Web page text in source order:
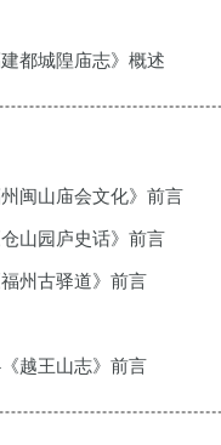
都城隍庙志》概述
闽山庙会文化》前言
山园庐史话》前言
州古驿道》前言
越王山志》前言